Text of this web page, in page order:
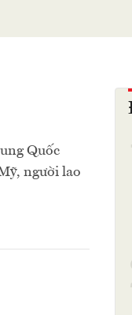
Quốc
người lao